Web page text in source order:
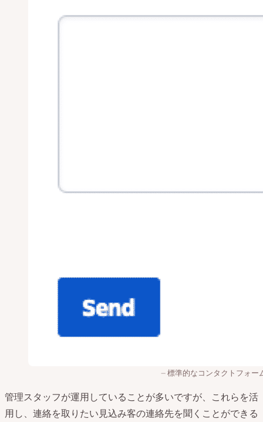
標準的なコンタクトフォー
管理スタッフが運用していることが多いですが、これらを活
用し、連絡を取りたい見込み客の連絡先を聞くことができる